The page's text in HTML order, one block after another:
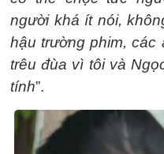
người khá ít nói,
hậu trường phim, các
trêu đùa vì tôi và
tính”.